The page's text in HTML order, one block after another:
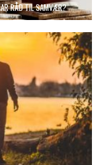
RÅD TIL SAMVÆR?